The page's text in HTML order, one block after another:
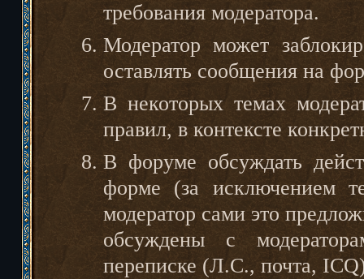
требования модератора.
Модератор может
оставлять сообщения на
В некоторых темах
правил, в контексте
В форуме обсуждать
форме (за исключением
модератор сами это
обсуждены с
переписке (Л.С., почта,